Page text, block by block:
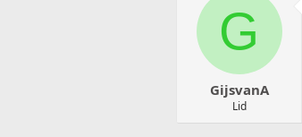
G
GijsvanA
Lid